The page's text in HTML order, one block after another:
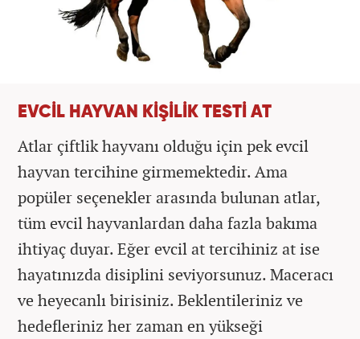
EVCİL HAYVAN KİŞİLİK TESTİ AT
Atlar çiftlik hayvanı olduğu için pek evcil
hayvan tercihine girmemektedir. Ama
popüler seçenekler arasında bulunan atlar,
tüm evcil hayvanlardan daha fazla bakıma
ihtiyaç duyar. Eğer evcil at tercihiniz at ise
hayatınızda disiplini seviyorsunuz. Maceracı
ve heyecanlı birisiniz. Beklentileriniz ve
hedefleriniz her zaman en yükseği